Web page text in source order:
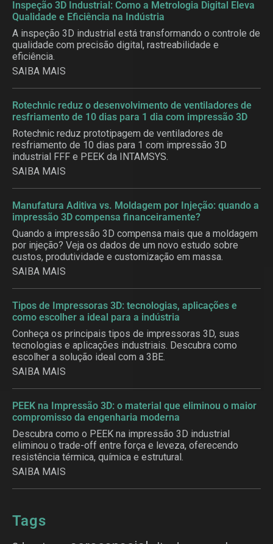
Inspeção 3D Industrial: Como a Metrologia Digital Eleva
Qualidade e Eficiência na Indústria
A inspeção 3D industrial está transformando o controle de
qualidade com precisão digital, rastreabilidade e
eficiência.
SAIBA MAIS
Rotechnic reduz o desenvolvimento de ventiladores de
resfriamento de 10 dias para 1 dia com impressão 3D
Rotechnic reduz prototipagem de ventiladores de
resfriamento de 10 dias para 1 com impressão 3D
industrial FFF e PEEK da INTAMSYS.
SAIBA MAIS
Manufatura Aditiva vs. Moldagem por Injeção: quando a
impressão 3D compensa financeiramente?
Quando a impressão 3D compensa mais que a moldagem
por injeção? Veja os dados de um novo estudo sobre
custos, produtividade e customização em massa.
SAIBA MAIS
Tipos de Impressoras 3D: tecnologias, aplicações e
como escolher a ideal para a indústria
Conheça os principais tipos de impressoras 3D, suas
tecnologias e aplicações industriais. Descubra como
escolher a solução ideal com a 3BE.
SAIBA MAIS
PEEK na Impressão 3D: o material que eliminou o maior
compromisso da engenharia moderna
Descubra como o PEEK na impressão 3D industrial
eliminou o trade-off entre força e leveza, oferecendo
resistência térmica, química e estrutural.
SAIBA MAIS
Tags